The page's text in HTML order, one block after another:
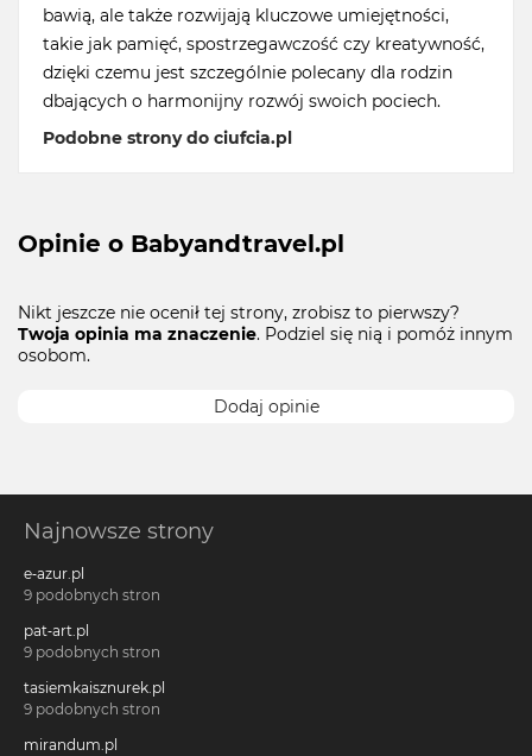
bawią, ale także rozwijają kluczowe umiejętności,
takie jak pamięć, spostrzegawczość czy kreatywność,
dzięki czemu jest szczególnie polecany dla rodzin
dbających o harmonijny rozwój swoich pociech.
Podobne strony do ciufcia.pl
Opinie o Babyandtravel.pl
Nikt jeszcze nie ocenił tej strony, zrobisz to pierwszy?
Twoja opinia ma znaczenie. Podziel się nią i pomóż innym
osobom.
Dodaj opinie
Najnowsze strony
e-azur.pl
9 podobnych stron
pat-art.pl
9 podobnych stron
tasiemkaisznurek.pl
9 podobnych stron
mirandum.pl